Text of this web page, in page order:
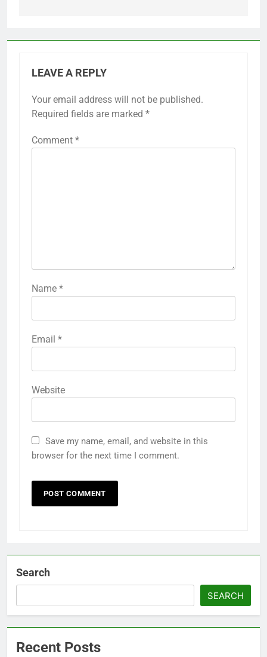
LEAVE A REPLY
Your email address will not be published.
Required fields are marked *
Comment *
Name *
Email *
Website
Save my name, email, and website in this
browser for the next time I comment.
Search
SEARCH
Recent Posts